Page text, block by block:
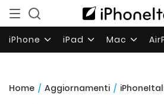
iPhone iPad Mac
Home / Aggiornamenti / iPhoneItalia Quick Updates 08/